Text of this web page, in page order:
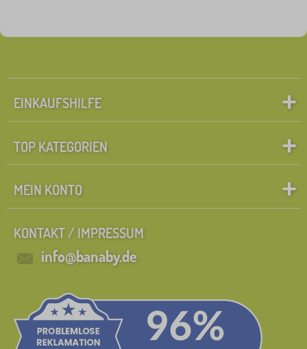
EINKAUFSHILFE
TOP KATEGORIEN
MEIN KONTO
KONTAKT / IMPRESSUM
info@banaby.de